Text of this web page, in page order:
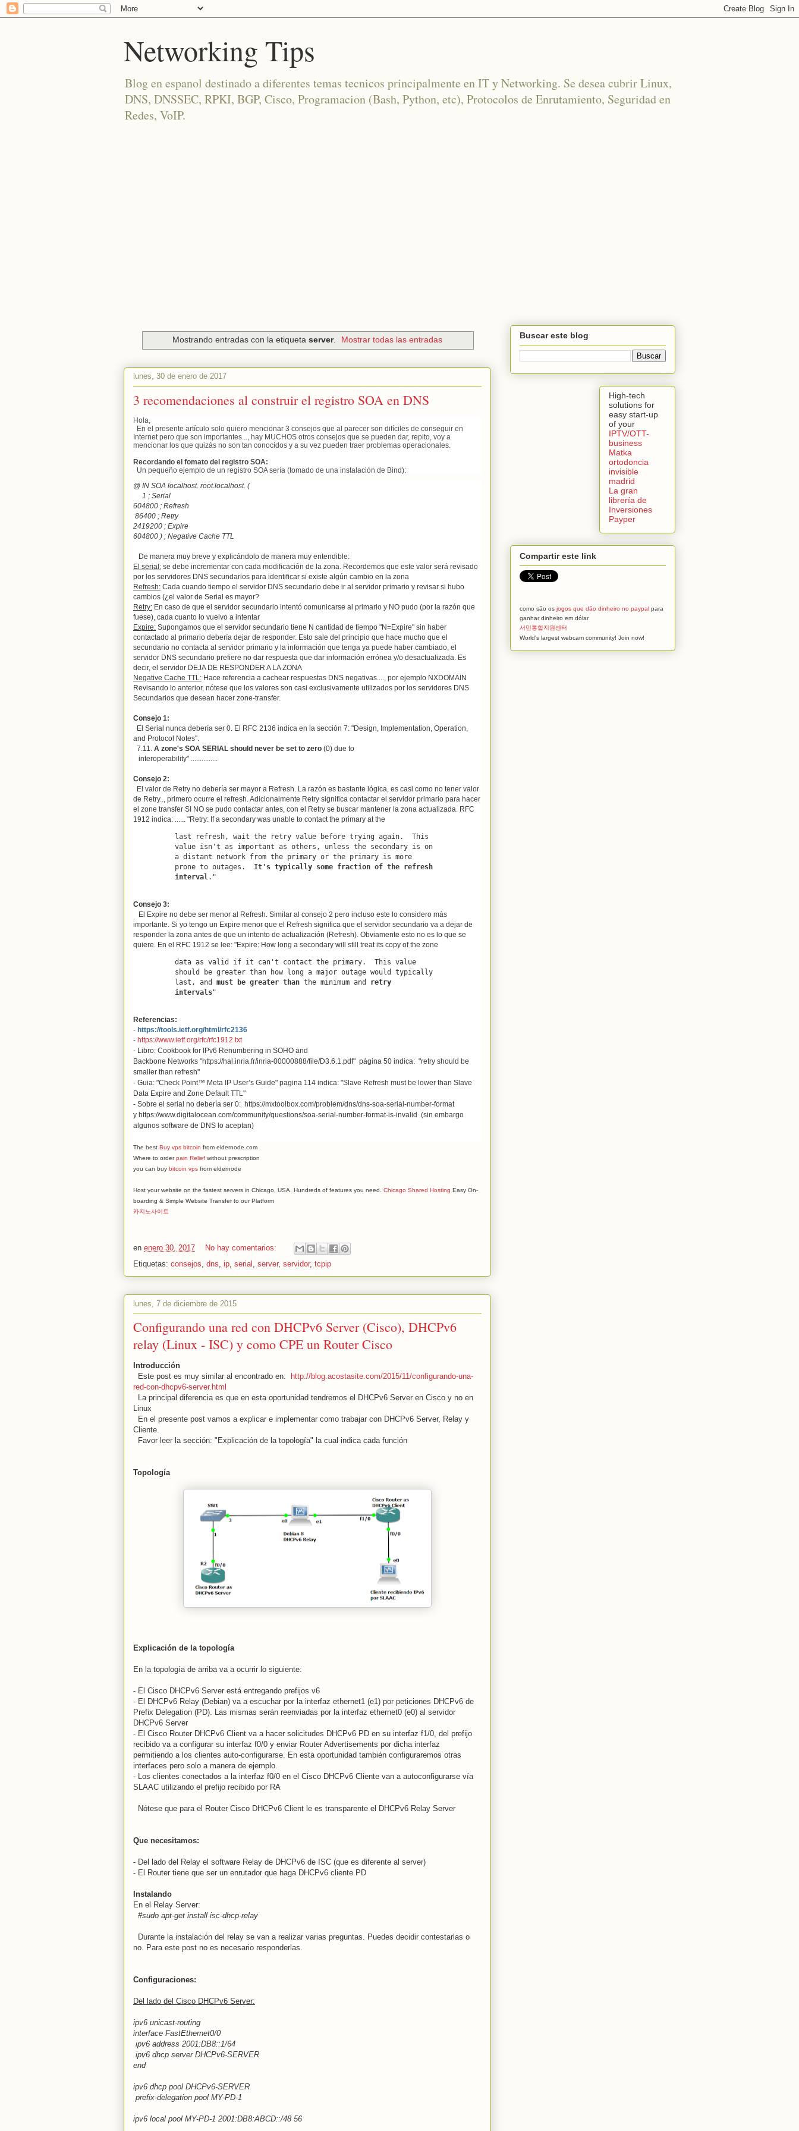
Networking Tips
Blog en espanol destinado a diferentes temas tecnicos principalmente en IT y Networking. Se desea cubrir Linux,
DNS, DNSSEC, RPKI, BGP, Cisco, Programacion (Bash, Python, etc), Protocolos de Enrutamiento, Seguridad en
Redes, VoIP.
Mostrando entradas con la etiqueta server. Mostrar todas las entradas
lunes, 30 de enero de 2017
3 recomendaciones al construir el registro SOA en DNS
Hola,
En el presente artículo solo quiero mencionar 3 consejos que al parecer son difíciles de conseguir en
Internet pero que son importantes..., hay MUCHOS otros consejos que se pueden dar, repito, voy a
mencionar los que quizás no son tan conocidos y a su vez pueden traer problemas operacionales.
Recordando el fomato del registro SOA:
Un pequeño ejemplo de un registro SOA sería (tomado de una instalación de Bind):
@ IN SOA localhost. root.localhost. (
1 ; Serial
604800 ; Refresh
86400 ; Retry
2419200 ; Expire
604800 ) ; Negative Cache TTL
De manera muy breve y explicándolo de manera muy entendible:
El serial: se debe incrementar con cada modificación de la zona. Recordemos que este valor será revisado
por los servidores DNS secundarios para identificar si existe algún cambio en la zona
Refresh: Cada cuando tiempo el servidor DNS secundario debe ir al servidor primario y revisar si hubo
cambios (¿el valor de Serial es mayor?
Retry: En caso de que el servidor secundario intentó comunicarse al primario y NO pudo (por la razón que
fuese), cada cuanto lo vuelvo a intentar
Expire: Supongamos que el servidor secundario tiene N cantidad de tiempo "N=Expire" sin haber
contactado al primario debería dejar de responder. Esto sale del principio que hace mucho que el
secundario no contacta al servidor primario y la información que tenga ya puede haber cambiado, el
servidor DNS secundario prefiere no dar respuesta que dar información errónea y/o desactualizada. Es
decir, el servidor DEJA DE RESPONDER A LA ZONA
Negative Cache TTL: Hace referencia a cachear respuestas DNS negativas...., por ejemplo NXDOMAIN
Revisando lo anterior, nótese que los valores son casi exclusivamente utilizados por los servidores DNS
Secundarios que desean hacer zone-transfer.
Consejo 1:
El Serial nunca debería ser 0. El RFC 2136 indica en la sección 7: "Design, Implementation, Operation,
and Protocol Notes".
7.11. A zone's SOA SERIAL should never be set to zero (0) due to
interoperability" ...............
Consejo 2:
El valor de Retry no debería ser mayor a Refresh. La razón es bastante lógica, es casi como no tener valor
de Retry.., primero ocurre el refresh. Adicionalmente Retry significa contactar el servidor primario para hacer
el zone transfer SI NO se pudo contactar antes, con el Retry se buscar mantener la zona actualizada. RFC
1912 indica: ...... "Retry: If a secondary was unable to contact the primary at the
          prone to outages.
It's typically some fraction of the refresh
          interval
."
Consejo 3:
El Expire no debe ser menor al Refresh. Similar al consejo 2 pero incluso este lo considero más
importante. Si yo tengo un Expire menor que el Refresh significa que el servidor secundario va a dejar de
responder la zona antes de que un intento de actualización (Refresh). Obviamente esto no es lo que se
quiere. En el RFC 1912 se lee: "Expire: How long a secondary will still treat its copy of the zone
          last, and
must be greater than the minimum and retry
          intervals
"
Referencias:
- https://tools.ietf.org/html/rfc2136
- https://www.ietf.org/rfc/rfc1912.txt
- Libro: Cookbook for IPv6 Renumbering in SOHO and
Backbone Networks "https://hal.inria.fr/inria-00000888/file/D3.6.1.pdf" página 50 indica: "retry should be
smaller than refresh"
- Guia: "Check Point™ Meta IP User’s Guide" pagina 114 indica: "Slave Refresh must be lower than Slave
Data Expire and Zone DefaultTTL"
- Sobre el serial no debería ser 0: https://mxtoolbox.com/problem/dns/dns-soa-serial-number-format
y https://www.digitalocean.com/community/questions/soa-serial-number-format-is-invalid (sin embargo
algunos software de DNS lo aceptan)
The best Buy vps bitcoin from eldernode.com
Where to orderpain Relief without prescription
you can buy bitcoin vps from eldernode
Host your website on the fastest servers in Chicago, USA. Hundreds of features you need. Chicago Shared Hosting Easy On-
boarding & Simple Website Transfer to our Platform
카지노사이트
en enero 30, 2017
No hay comentarios:
Etiquetas: consejos, dns, ip, serial , server, servidor, tcpip
lunes, 7 de diciembre de 2015
Configurando una red con DHCPv6 Server (Cisco), DHCPv6
relay (Linux - ISC) y como CPE un Router Cisco
Introducción
Este post es muy similar al encontrado en:
http://blog.acostasite.com/2015/11/configurando-una-
red-con-dhcpv6-server.html
La principal diferencia es que en esta oportunidad tendremos el DHCPv6 Server en Cisco y no en
Linux
En el presente post vamos a explicar e implementar como trabajar con DHCPv6 Server, Relay y
Cliente.
Favor leer la sección: "Explicación de la topología" la cual indica cada función
Topología
Explicación de la topología
En la topología de arriba va a ocurrir lo siguiente:
- El Cisco DHCPv6 Server está entregando prefijos v6
- El DHCPv6 Relay (Debian) va a escuchar por la interfaz ethernet1 (e1) por peticiones DHCPv6 de
Prefix Delegation (PD). Las mismas serán reenviadas por la interfaz ethernet0 (e0) al servidor
DHCPv6 Server
- El Cisco Router DHCPv6 Client va a hacer solicitudes DHCPv6 PD en su interfaz f1/0, del prefijo
recibido va a configurar su interfaz f0/0 y enviar Router Advertisements por dicha interfaz
permitiendo a los clientes auto-configurarse. En esta oportunidad también configuraremos otras
interfaces pero solo a manera de ejemplo.
- Los clientes conectados a la interfaz f0/0 en el Cisco DHCPv6 Cliente van a autoconfigurarse vía
SLAAC utilizando el prefijo recibido por RA
Nótese que para el Router Cisco DHCPv6 Client le es transparente el DHCPv6 Relay Server
Que necesitamos:
- Del lado del Relay el software Relay de DHCPv6 de ISC (que es diferente al server)
- El Router tiene que ser un enrutador que haga DHCPv6 cliente PD
Instalando
En el Relay Server:
#sudo apt-get install isc-dhcp-relay
Durante la instalación del relay se van a realizar varias preguntas. Puedes decidir contestarlas o
no. Para este post no es necesario responderlas.
Configuraciones:
Del lado del Cisco DHCPv6 Server:
ipv6 unicast-routing
interface FastEthernet0/0
ipv6 address 2001:DB8::1/64
ipv6 dhcp server DHCPv6-SERVER
end
ipv6 dhcp pool DHCPv6-SERVER
prefix-delegation pool MY-PD-1
ipv6 local pool MY-PD-1 2001:DB8:ABCD::/48 56
Buscar este blog
High-tech
solutions for
easy start-up
of your
IPTV/OTT-
business
Matka
ortodoncia
invisible
madrid
La gran
librería de
Inversiones
Payper
Compartir este link
como são os jogos que dão dinheiro no paypal para
ganhar dinheiro em dólar
서민통합지원센터
World's largest webcam community! Join now!